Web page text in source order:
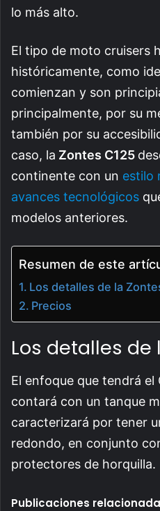
lo más alto.
El tipo de moto cruisers
históricamente, como
comienzan y son
principalmente, por su
también por su
caso, la Zontes C125
continente con un estilo
avances tecnológicos
modelos anteriores.
Resumen de este
Los detalles de la
Precios
Los detalles de
El enfoque que tendrá el
contará con un tanque
caracterizará por tener
redondo, en conjunto
protectores de horquilla.
Publicaciones